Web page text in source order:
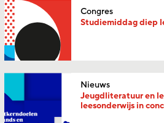
Congres
Studiemiddag diep
Nieuws
Jeugdliteratuur en
leesonderwijs in